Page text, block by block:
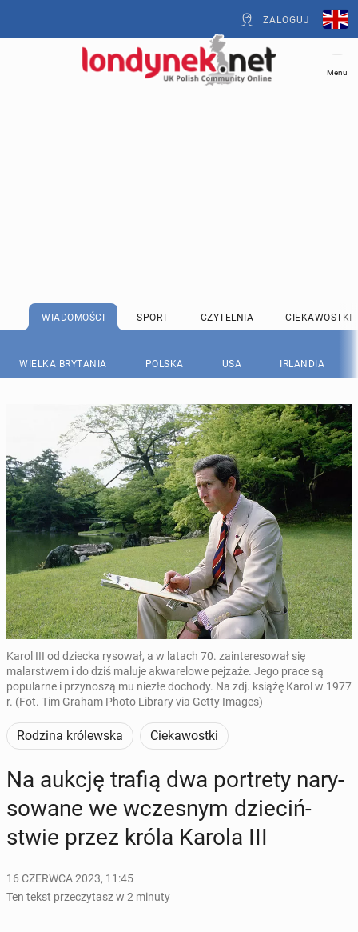
ZALOGUJ
Menu
WIADOMOŚCI SPORT CZYTELNIA CIEKAWOSTKI
WIELKA BRYTANIA POLSKA USA IRLANDIA
Karol III od dziecka rysował, a w latach 70. zainteresował się
malarstwem i do dziś maluje akwarelowe pejzaże. Jego prace są
popularne i przynoszą mu niezłe dochody. Na zdj. książę Karol w 1977
r. (Fot. Tim Graham Photo Library via Getty Images)
Rodzina królewska Ciekawostki
Na aukcję trafią dwa por­tre­ty na­ry­
so­wa­ne we wcze­snym dzie­ciń­
stwie przez króla Karola III
16 CZERWCA 2023, 11:45
Ten tekst przeczytasz w 2 minuty